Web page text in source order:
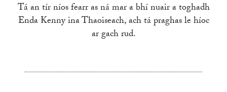
Tá an tír níos fearr as ná mar a bhí nuair a toghadh
Enda Kenny ina Thaoiseach, ach tá praghas le híoc
ar gach rud.